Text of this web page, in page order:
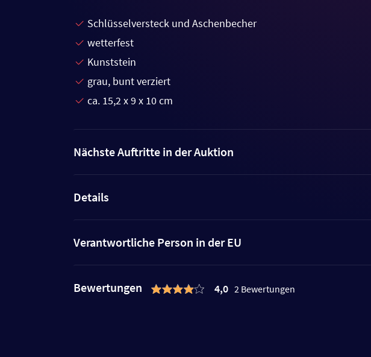
Schlüsselversteck und Aschenbecher
wetterfest
Kunststein
grau, bunt verziert
ca. 15,2 x 9 x 10 cm
Nächste Auftritte in der Auktion
Details
Verantwortliche Person in der EU
Bewertungen 4,0 2 Bewertungen